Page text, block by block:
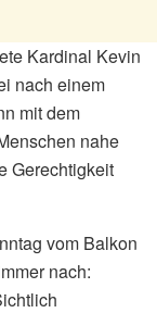
Kardinal Kevin
nach einem
mit dem
nahe
Gerechtigkeit
vom Balkon
nach: